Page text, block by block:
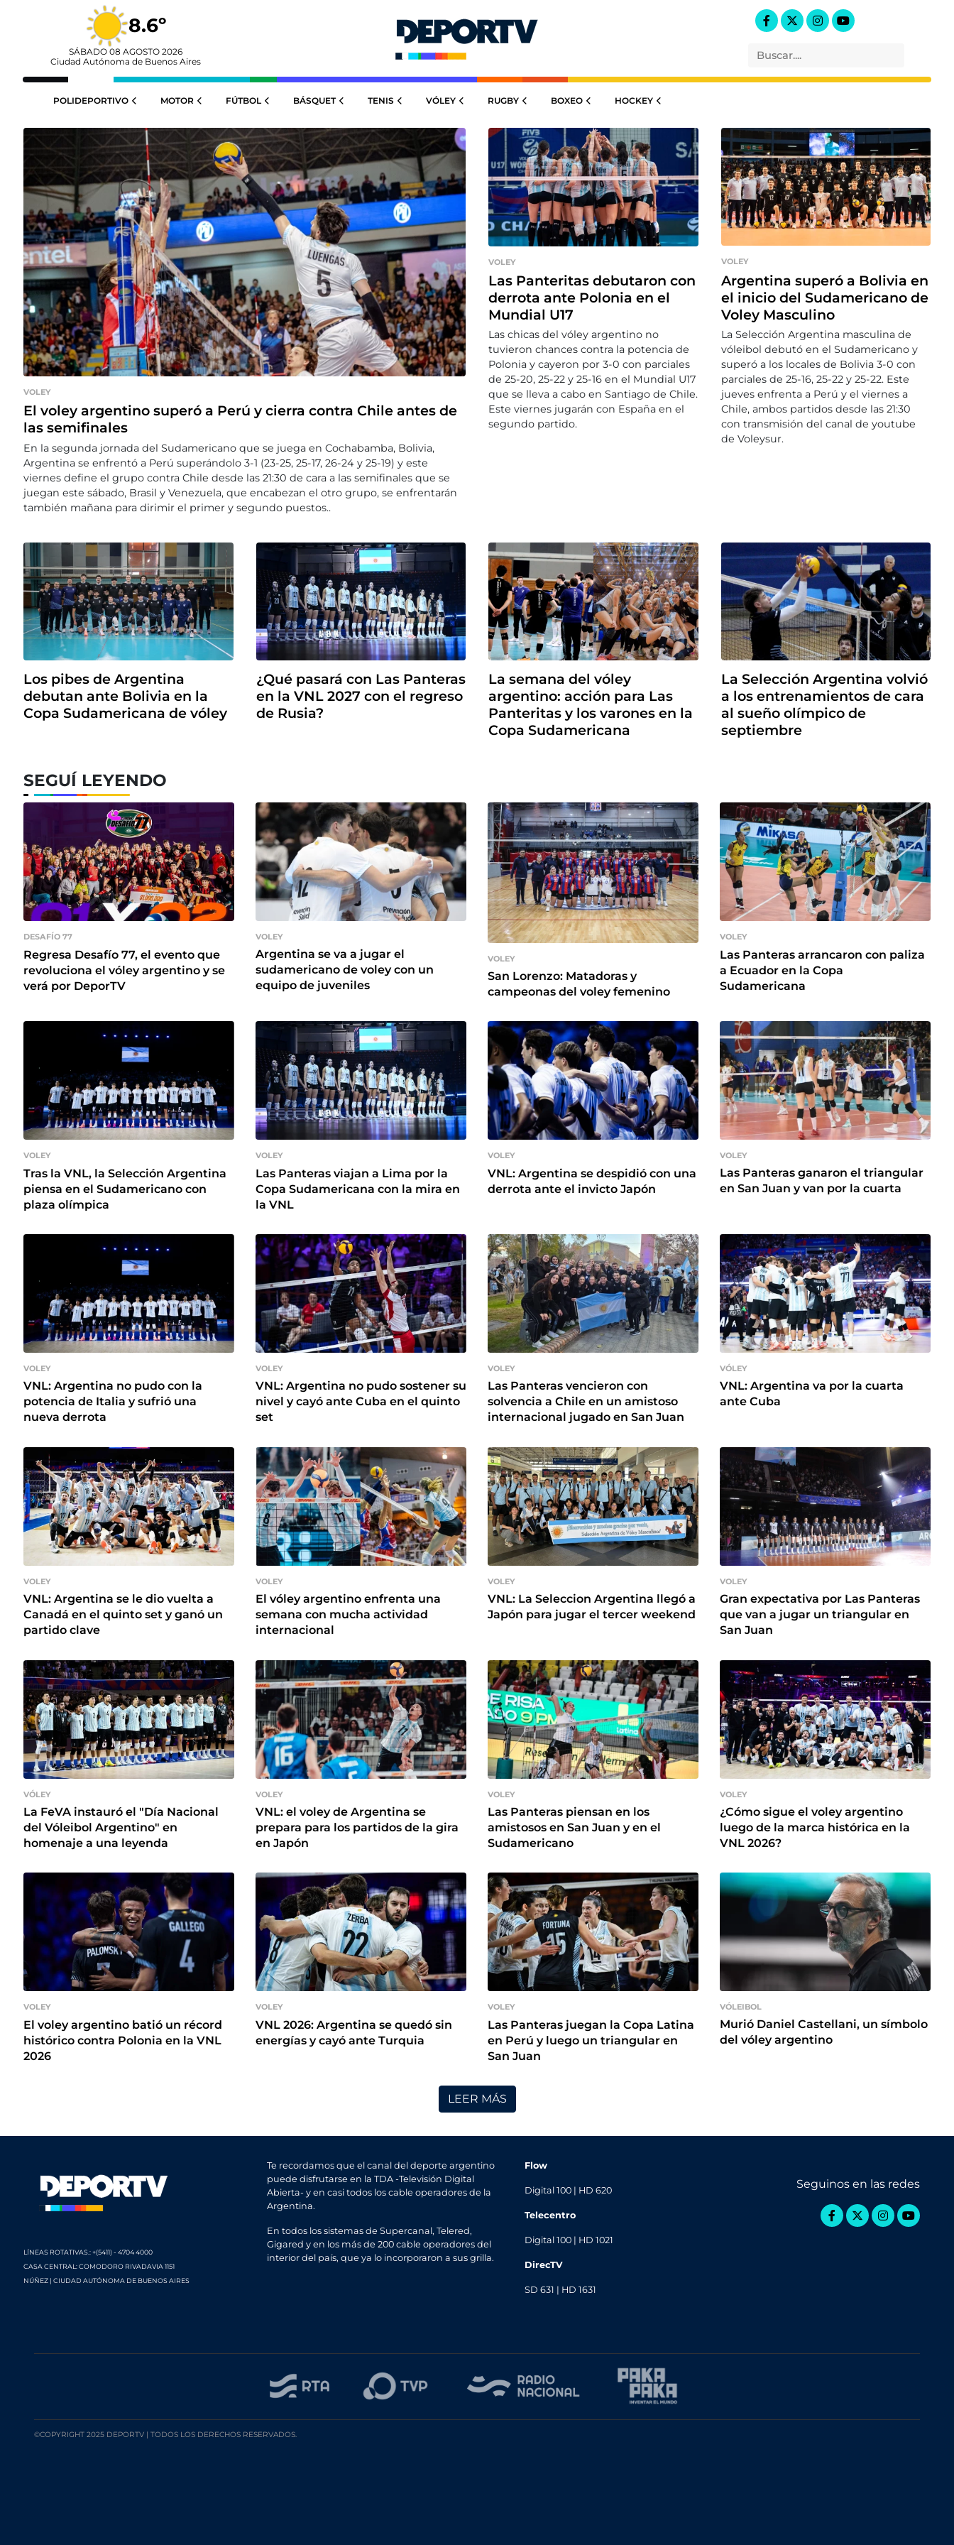
8.6º
SÁBADO 08 AGOSTO 2026
Ciudad Autónoma de Buenos Aires
POLIDEPORTIVO MOTOR FÚTBOL BÁSQUET TENIS VÓLEY RUGBY BOXEO HOCKEY
VOLEY
El voley argentino superó a Perú y cierra contra Chile antes de
las semifinales
En la segunda jornada del Sudamericano que se juega en Cochabamba, Bolivia,
Argentina se enfrentó a Perú superándolo 3-1 (23-25, 25-17, 26-24 y 25-19) y este
viernes define el grupo contra Chile desde las 21:30 de cara a las semifinales que se
juegan este sábado, Brasil y Venezuela, que encabezan el otro grupo, se enfrentarán
también mañana para dirimir el primer y segundo puestos..
VOLEY
Las Panteritas debutaron con
derrota ante Polonia en el
Mundial U17
Las chicas del vóley argentino no
tuvieron chances contra la potencia de
Polonia y cayeron por 3-0 con parciales
de 25-20, 25-22 y 25-16 en el Mundial U17
que se lleva a cabo en Santiago de Chile.
Este viernes jugarán con España en el
segundo partido.
VOLEY
Argentina superó a Bolivia en
el inicio del Sudamericano de
Voley Masculino
La Selección Argentina masculina de
vóleibol debutó en el Sudamericano y
superó a los locales de Bolivia 3-0 con
parciales de 25-16, 25-22 y 25-22. Este
jueves enfrenta a Perú y el viernes a
Chile, ambos partidos desde las 21:30
con transmisión del canal de youtube
de Voleysur.
Los pibes de Argentina
debutan ante Bolivia en la
Copa Sudamericana de vóley
¿Qué pasará con Las Panteras
en la VNL 2027 con el regreso
de Rusia?
La semana del vóley
argentino: acción para Las
Panteritas y los varones en la
Copa Sudamericana
La Selección Argentina volvió
a los entrenamientos de cara
al sueño olímpico de
septiembre
SEGUÍ LEYENDO
DESAFÍO 77
Regresa Desafío 77, el evento que
revoluciona el vóley argentino y se
verá por DeporTV
VOLEY
Argentina se va a jugar el
sudamericano de voley con un
equipo de juveniles
VOLEY
San Lorenzo: Matadoras y
campeonas del voley femenino
VOLEY
Las Panteras arrancaron con paliza
a Ecuador en la Copa
Sudamericana
VOLEY
Tras la VNL, la Selección Argentina
piensa en el Sudamericano con
plaza olímpica
VOLEY
Las Panteras viajan a Lima por la
Copa Sudamericana con la mira en
la VNL
VOLEY
VNL: Argentina se despidió con una
derrota ante el invicto Japón
VOLEY
Las Panteras ganaron el triangular
en San Juan y van por la cuarta
VOLEY
VNL: Argentina no pudo con la
potencia de Italia y sufrió una
nueva derrota
VOLEY
VNL: Argentina no pudo sostener su
nivel y cayó ante Cuba en el quinto
set
VOLEY
Las Panteras vencieron con
solvencia a Chile en un amistoso
internacional jugado en San Juan
VÓLEY
VNL: Argentina va por la cuarta
ante Cuba
VOLEY
VNL: Argentina se le dio vuelta a
Canadá en el quinto set y ganó un
partido clave
VOLEY
El vóley argentino enfrenta una
semana con mucha actividad
internacional
VOLEY
VNL: La Seleccion Argentina llegó a
Japón para jugar el tercer weekend
VOLEY
Gran expectativa por Las Panteras
que van a jugar un triangular en
San Juan
VÓLEY
La FeVA instauró el "Día Nacional
del Vóleibol Argentino" en
homenaje a una leyenda
VOLEY
VNL: el voley de Argentina se
prepara para los partidos de la gira
en Japón
VOLEY
Las Panteras piensan en los
amistosos en San Juan y en el
Sudamericano
VOLEY
¿Cómo sigue el voley argentino
luego de la marca histórica en la
VNL 2026?
VOLEY
El voley argentino batió un récord
histórico contra Polonia en la VNL
2026
VOLEY
VNL 2026: Argentina se quedó sin
energías y cayó ante Turquia
VOLEY
Las Panteras juegan la Copa Latina
en Perú y luego un triangular en
San Juan
VÓLEIBOL
Murió Daniel Castellani, un símbolo
del vóley argentino
LEER MÁS
LÍNEAS ROTATIVAS.: +(5411) - 4704 4000
CASA CENTRAL: COMODORO RIVADAVIA 1151
NÚÑEZ | CIUDAD AUTÓNOMA DE BUENOS AIRES
Te recordamos que el canal del deporte argentino
puede disfrutarse en la TDA -Televisión Digital
Abierta- y en casi todos los cable operadores de la
Argentina.
En todos los sistemas de Supercanal, Telered,
Gigared y en los más de 200 cable operadores del
interior del país, que ya lo incorporaron a sus grilla.
Flow
Digital 100 | HD 620
Telecentro
Digital 100 | HD 1021
DirecTV
SD 631 | HD 1631
Seguinos en las redes
©COPYRIGHT 2025 DEPORTV | TODOS LOS DERECHOS RESERVADOS.